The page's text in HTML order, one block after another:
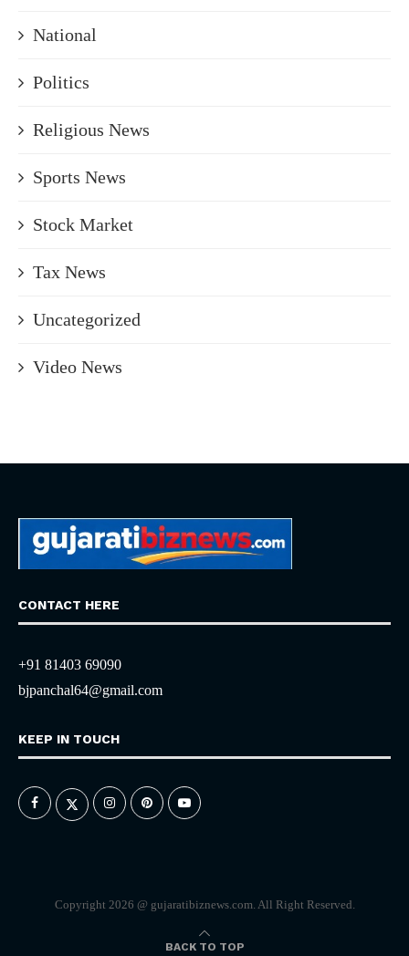
National
Politics
Religious News
Sports News
Stock Market
Tax News
Uncategorized
Video News
CONTACT HERE
+91 81403 69090
bjpanchal64@gmail.com
KEEP IN TOUCH
Copyright 2026 @ gujaratibiznews.com. All Right Reserved.
BACK TO TOP